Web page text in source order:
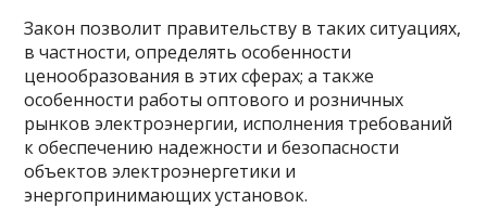
Закон позволит правительству в таких ситуациях,
в частности, определять особенности
ценообразования в этих сферах; а также
особенности работы оптового и розничных
рынков электроэнергии, исполнения требований
к обеспечению надежности и безопасности
объектов электроэнергетики и
энергопринимающих установок.